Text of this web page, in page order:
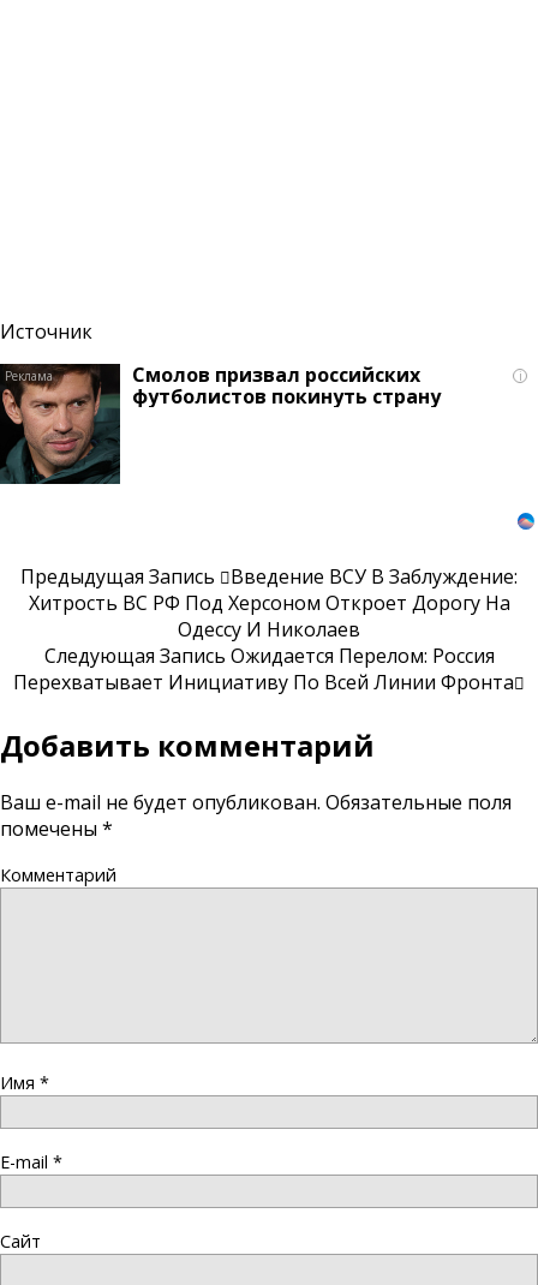
Источник
i
Смолов призвал российских
футболистов покинуть страну
Предыдущая Запись
Введение ВСУ В Заблуждение:
Хитрость ВС РФ Под Херсоном Откроет Дорогу На
Одессу И Николаев
Следующая Запись Ожидается Перелом: Россия
Перехватывает Инициативу По Всей Линии Фронта
Добавить комментарий
Ваш e-mail не будет опубликован. Обязательные поля
помечены *
Комментарий
Имя *
E-mail *
Сайт